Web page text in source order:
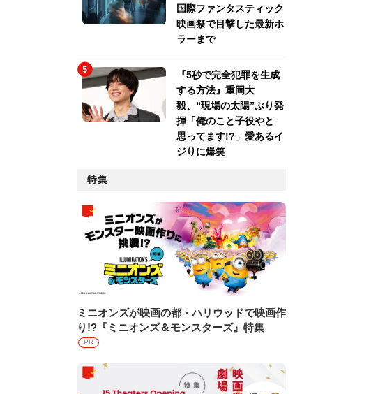
国際ファンタスティック
映画祭で目撃した最新ホ
ラーまで
『5秒で完全犯罪を生成
する方法』重岡大
毅、“現場の太陽”ぶり発
揮「俺のこと子役やと
思ってます!?」愛あるイ
ジりに爆笑
特集
ミニオンズが映画の都・ハリウッドで映画作
り!?『ミニオンズ＆モンスターズ』特集
PR